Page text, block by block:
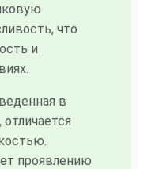
что
и
в
проявлению